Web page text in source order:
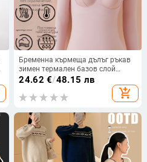
Бременна кърмеща дълъг ръкав
зимен термален базов слой
бельо със подплънки за гърдите
24.62 €/48.15 лв
add_shopping_cart